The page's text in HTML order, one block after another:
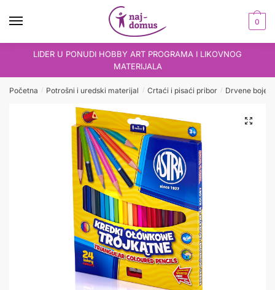
0
LIDER U PONUDI HOBBY ART PROGRAMA I LIKOVNOG
MATERIJALA
Početna / Potrošni i uredski materijal / Crtaći i pisaći pribor / Drvene boje